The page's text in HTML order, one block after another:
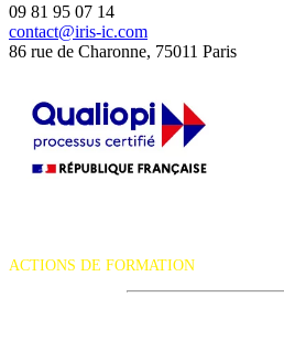
09 81 95 07 14
contact@iris-ic.com
86 rue de Charonne, 75011 Paris
ACTIONS DE FORMATION